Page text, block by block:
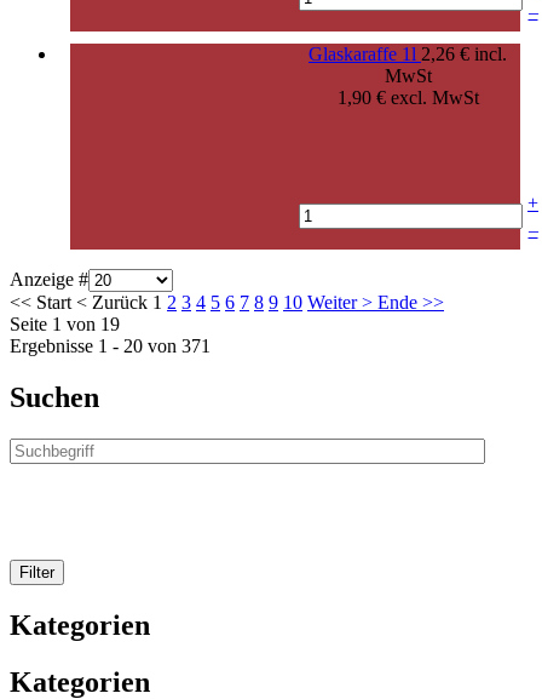
–
Glaskaraffe 1l 2,26 € incl.
MwSt
1,90 € excl. MwSt
+
–
Anzeige #
<< Start < Zurück 1 2 3 4 5 6 7 8 9 10 Weiter> Ende >>
Seite 1 von 19
Ergebnisse 1 - 20 von 371
Suchen
Kategorien
Kategorien